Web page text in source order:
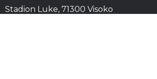
Stadion Luke, 71300 Visoko